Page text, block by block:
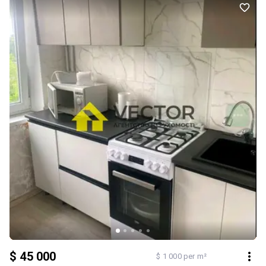
КОД 7575 Улюблений мікрорайон Алмазний. В продажу 2к
квартира з сучасним ремонтом укомплектована меблями й
технікою. Відмінна локація: поруч вся інфраструктура школа,
дитячий садок, магазини, до зупинки 3 хвилини. Власники готові
розглянути продаж по держпрограмі. КОД 7575 Планування: КОД
7575 Улюблений мікрорайон Алмазний. В продажу 2к квартира з
сучасним ремонтом укомплектована меблями й технікою.
Відмінна локація: поруч вся інфраструктура школа, дитячий
садок, магазини, до зупинки 3 хвилини. Власники готові
розглянути продаж по держпрограмі. КОД 7575
$ 45 000 $ 1 000 per m²